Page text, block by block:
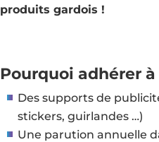
produits gardois !
Pourquoi adhérer
Des supports de
stickers, guirlandes …)
Une parution annuelle